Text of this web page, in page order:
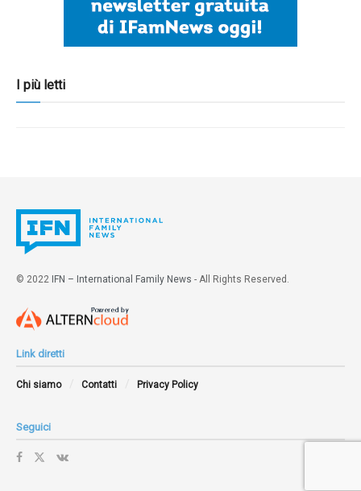
I più letti
© 2022 IFN – International Family News - All Rights Reserved.
Link diretti
Chi siamo Contatti Privacy Policy
Seguici